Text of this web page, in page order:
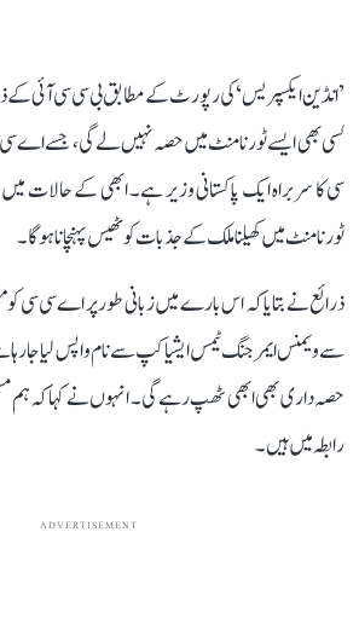
’انڈین ایکسپریس‘ کی رپورٹ کے مطابق بی سی سی آئی کے
کسی بھی ایسے ٹورنامنٹ میں حصہ نہیں لے گی، جسے اے
سی کا سربراہ ایک پاکستانی وزیر ہے۔ ابھی کے حالات
ٹورنامنٹ میں کھیلنا ملک کے جذبات کو ٹھیس پہنچانا ہوگا۔
ذرائع نے بتایا کہ اس بارے میں زبانی طور پر اے سی سی کو
سے ویمنس ایمرجنگ ٹیمس ایشیا کپ سے نام واپس لیا جا
حصہ داری بھی ابھی ٹھپ رہے گی۔ انہوں نے کہا کہ ہم
رابطہ میں ہیں۔
ADVERTISEMENT